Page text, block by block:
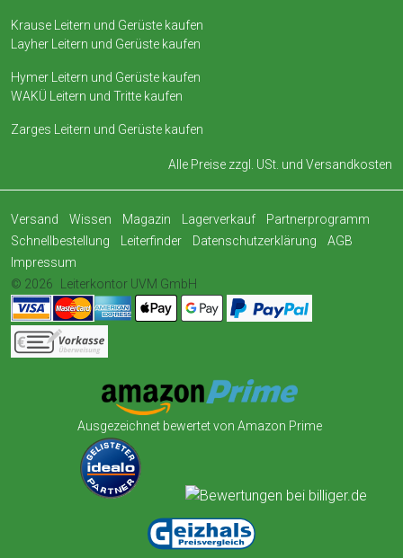
Krause Leitern und Gerüste kaufen
Layher Leitern und Gerüste kaufen
Hymer Leitern und Gerüste kaufen
WAKÜ Leitern und Tritte kaufen
Zarges Leitern und Gerüste kaufen
Alle Preise zzgl. USt. und Versandkosten
Versand Wissen Magazin Lagerverkauf
Partnerprogramm
Schnellbestellung
Leiterfinder Datenschutzerklärung
AGB
Impressum
© 2026
Leiterkontor UVM GmbH
Ausgezeichnet bewertet von Amazon Prime